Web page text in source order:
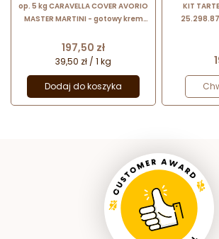
op. 5 kg CARAVELLA COVER AVORIO
MASTER MARTINI - gotowy krem
czekolady
Cena
197,50 zł
39,50 zł / 1 kg
Dodaj do koszyka
KIT